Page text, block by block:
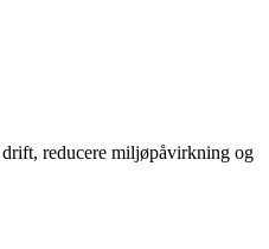
reducere miljøpåvirkning og